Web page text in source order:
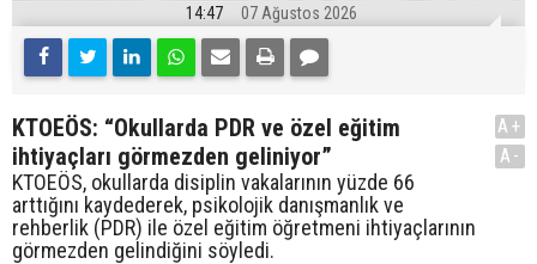
14:47 07 Ağustos 2026
KTOEÖS: “Okullarda PDR ve özel eğitim
ihtiyaçları görmezden geliniyor”
KTOEÖS, okullarda disiplin vakalarının yüzde 66
arttığını kaydederek, psikolojik danışmanlık ve
rehberlik (PDR) ile özel eğitim öğretmeni ihtiyaçlarının
görmezden gelindiğini söyledi.
A+
A-